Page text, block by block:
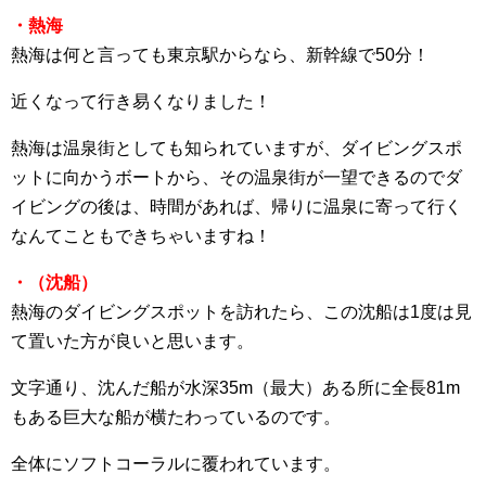
・熱海
熱海は何と言っても東京駅からなら、新幹線で50分！
近くなって行き易くなりました！
熱海は温泉街としても知られていますが、ダイビングスポ
ットに向かうボートから、その温泉街が一望できるのでダ
イビングの後は、時間があれば、帰りに温泉に寄って行く
なんてこともできちゃいますね！
・（沈船）
熱海のダイビングスポットを訪れたら、この沈船は1度は見
て置いた方が良いと思います。
文字通り、沈んだ船が水深35m（最大）ある所に全長81m
もある巨大な船が横たわっているのです。
全体にソフトコーラルに覆われています。